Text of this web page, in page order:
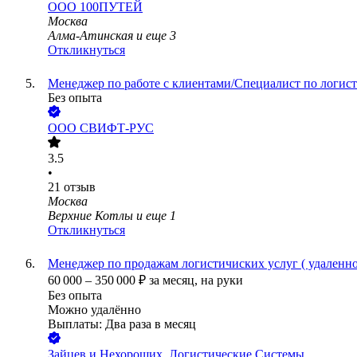
ООО 100ПУТЕЙ
Москва
Алма-Атинская и еще 3
Откликнуться
Менеджер по работе с клиентами/Специалист по
Без опыта
ООО СВИФТ-РУС
3.5
•
21 отзыв
Москва
Верхние Котлы и еще 1
Откликнуться
Менеджер по продажам логистичиских услуг (
60 000 – 350 000 ₽ за месяц, на руки
Без опыта
Можно удалённо
Выплаты: Два раза в месяц